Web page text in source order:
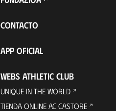
CONTACTO
APP OFICIAL
WEBS ATHLETIC CLUB
UNIQUE IN THE WORLD
TIENDA ONLINE AC CASTORE